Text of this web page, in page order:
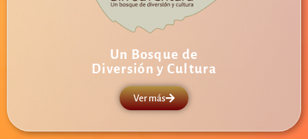
Un Bosque de
Diversión y Cultura
Ver más